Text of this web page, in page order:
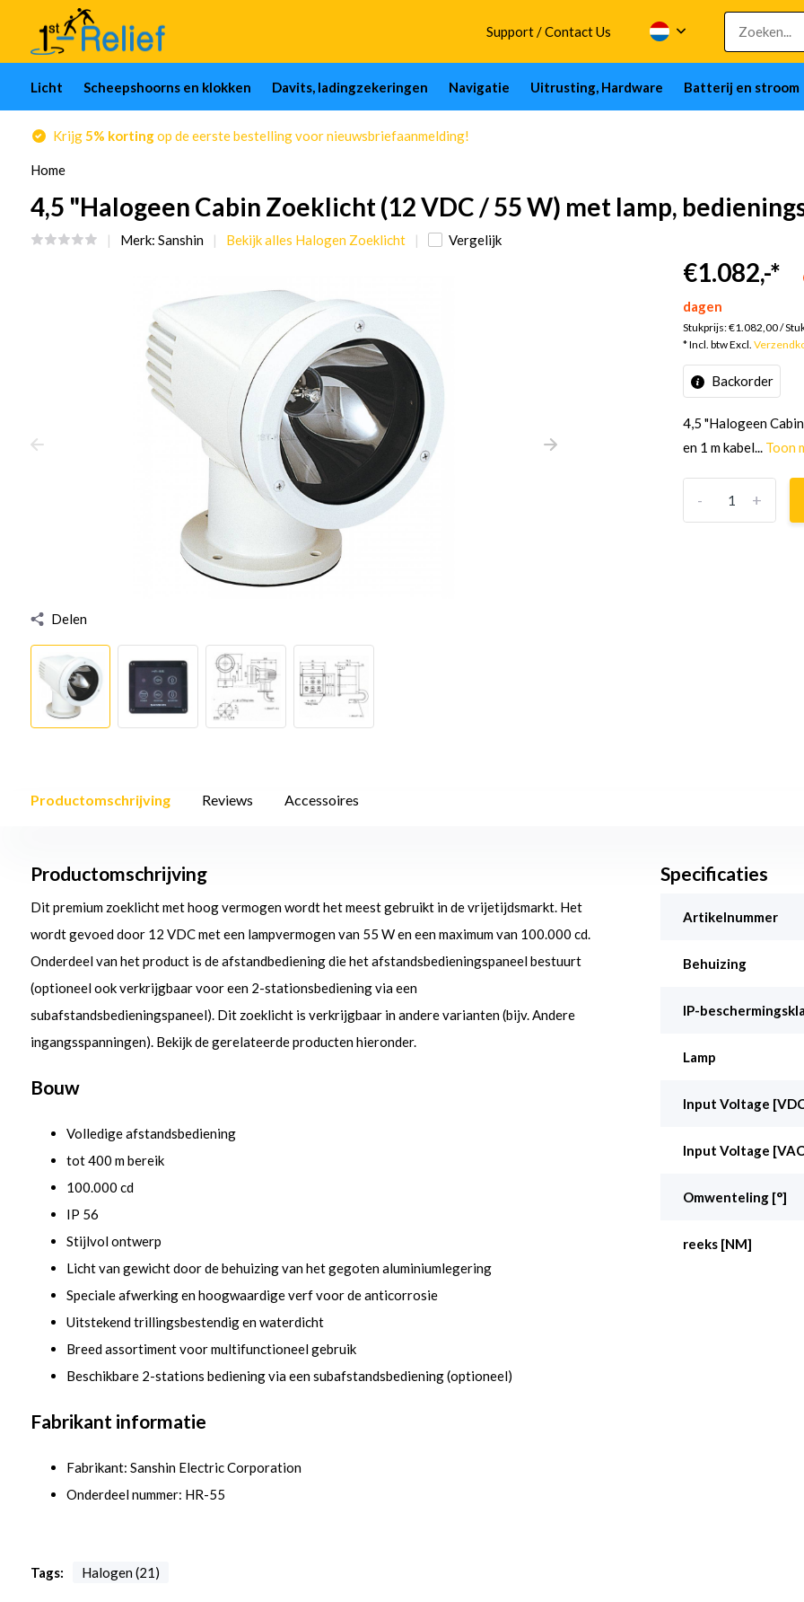
Support / Contact Us
Licht Scheepshoorns en klokken Davits, ladingzekeringen Navigatie Uitrusting, Hardware Batterij en stroom
Krijg5% kortingop de eerste bestelling voor nieuwsbriefaanmelding!
Home
4,5 "Halogeen Cabin Zoeklicht (12 VDC / 55 W) met lamp,
Merk: Sanshin Bekijk alles Halogen Zoeklicht Vergelijk
Delen
€1.082,-*
dagen
Stukprijs:€1.082,00/
* Incl. btw Excl.
Backorder
4,5 "Halogeen
en 1 m kabel... Toon
+
-
Productomschrijving Reviews Accessoires
Productomschrijving
Dit premium zoeklicht met hoog vermogen wordt het meest gebruikt in de vrijetijdsmarkt. Het
wordt gevoed door 12 VDC met een lampvermogen van 55 W en een maximum van 100.000 cd.
Onderdeel van het product is de afstandbediening die het afstandsbedieningspaneel bestuurt
(optioneel ook verkrijgbaar voor een 2-stationsbediening via een
subafstandsbedieningspaneel). Dit zoeklicht is verkrijgbaar in andere varianten (bijv. Andere
ingangsspanningen). Bekijk de gerelateerde producten hieronder.
Bouw
Volledige afstandsbediening
tot 400 m bereik
100.000 cd
IP 56
Stijlvol ontwerp
Licht van gewicht door de behuizing van het gegoten aluminiumlegering
Speciale afwerking en hoogwaardige verf voor de anticorrosie
Uitstekend trillingsbestendig en waterdicht
Breed assortiment voor multifunctioneel gebruik
Beschikbare 2-stations bediening via een subafstandsbediening (optioneel)
Fabrikant informatie
Fabrikant: Sanshin Electric Corporation
Onderdeel nummer: HR-55
Tags: Halogen (21)
Specificaties
Artikelnummer
Behuizing
IP-
Lamp
Input Voltage
Input Voltage
Omwenteling [°]
reeks [NM]